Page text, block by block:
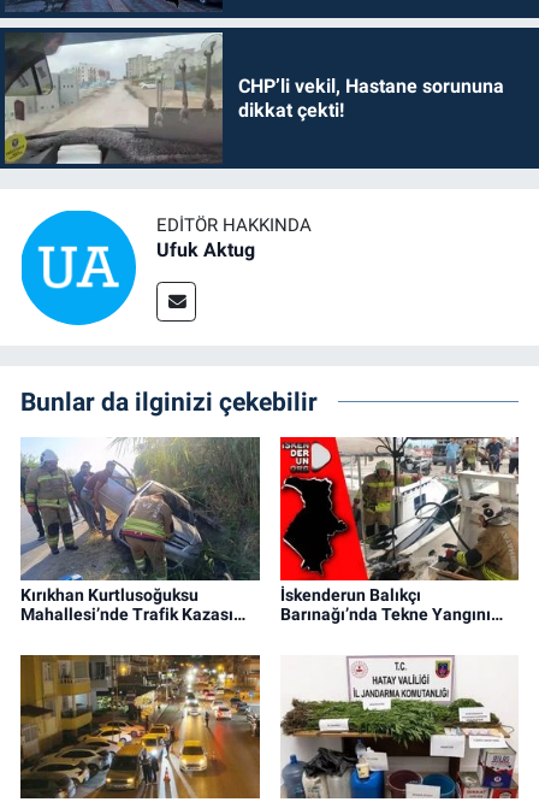
CHP’li vekil, Hastane sorununa
dikkat çekti!
EDITÖR HAKKINDA
Ufuk Aktug
Bunlar da ilginizi çekebilir
Kırıkhan Kurtlusoğuksu
Mahallesi’nde Trafik Kazası…
İskenderun Balıkçı
Barınağı’nda Tekne Yangını…